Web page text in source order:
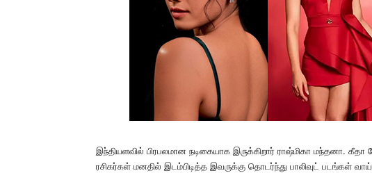
இந்தியளவில் பிரபலமான நடிகையாக இருக்கிறார் ராஷ்மிகா மந்தனா.
ரசிகர்கள் மனதில் இடம்பிடித்த இவருக்கு தொடர்ந்து பாலிவுட் படங்கள்